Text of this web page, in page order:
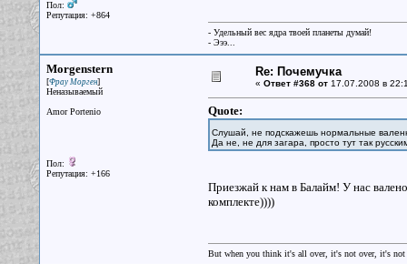
Пол:
Репутация: +864
- Удельный вес ядра твоей планеты думай!
- Эээ...
Morgenstern
[Фрау Морген]
Неназываемый
Amor Portenio
Пол:
Репутация: +166
Re: Почемучка
« Ответ #368 от17.07.2008 в
Quote:
Слушай, не подскажешь нормальные
Да не, не для загара, просто тут так
Приезжай к нам в Балайм! У нас
комплекте))))
But when you think it's all over, it's not over, it's not